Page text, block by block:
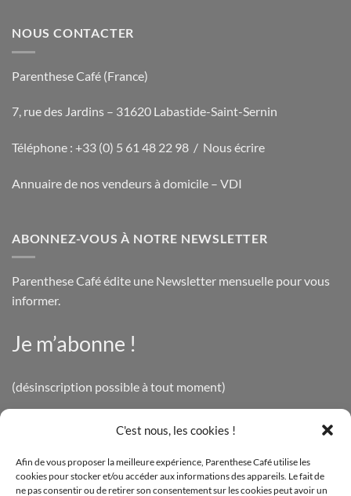
C'est nous, les cookies !
Afin de vous proposer la meilleure expérience, Parenthese Café utilise les
cookies pour stocker et/ou accéder aux informations des appareils. Le fait de
ne pas consentir ou de retirer son consentement sur les cookies peut avoir un
NOUS CONTACTER
Parenthese Café (France)
7, rue des Jardins – 31620 Labastide-Saint-Sernin
Téléphone : +33 (0) 5 61 48 22 98 / Nous écrire
Annuaire de nos vendeurs à domicile – VDI
ABONNEZ-VOUS À NOTRE NEWSLETTER
Parenthese Café édite une Newsletter mensuelle pour vous
informer.
Je m’abonne !
(désinscription possible à tout moment)
Mentions légales